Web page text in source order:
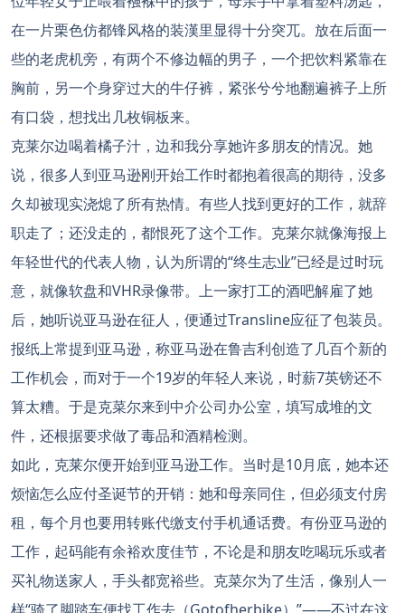
在一片栗色仿都锋风格的装漢里显得十分突兀。放在后面一
些的老虎机旁，有两个不修边幅的男子，一个把饮料紧靠在
胸前，另一个身穿过大的牛仔裤，紧张兮兮地翻遍裤子上所
有口袋，想找出几枚铜板来。
克莱尔边喝着橘子汁，边和我分享她许多朋友的情况。她
说，很多人到亚马逊刚开始工作时都抱着很高的期待，没多
久却被现实浇熄了所有热情。有些人找到更好的工作，就辞
职走了；还没走的，都恨死了这个工作。克莱尔就像海报上
年轻世代的代表人物，认为所谓的“终生志业”已经是过时玩
意，就像软盘和VHR录像带。上一家打工的酒吧解雇了她
后，她听说亚马逊在征人，便通过Transline应征了包装员。
报纸上常提到亚马逊，称亚马逊在鲁吉利创造了几百个新的
工作机会，而对于一个19岁的年轻人来说，时薪7英镑还不
算太糟。于是克菜尔来到中介公司办公室，填写成堆的文
件，还根据要求做了毒品和酒精检测。
如此，克莱尔便开始到亚马逊工作。当时是10月底，她本还
烦恼怎么应付圣诞节的开销：她和母亲同住，但必须支付房
租，每个月也要用转账代缴支付手机通话费。有份亚马逊的
工作，起码能有余裕欢度佳节，不论是和朋友吃喝玩乐或者
买礼物送家人，手头都宽裕些。克菜尔为了生活，像别人一